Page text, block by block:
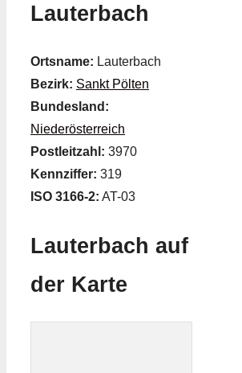
Lauterbach
Ortsname: Lauterbach
Bezirk: Sankt Pölten
Bundesland:
Niederösterreich
Postleitzahl: 3970
Kennziffer: 319
ISO 3166-2: AT-03
Lauterbach auf
der Karte